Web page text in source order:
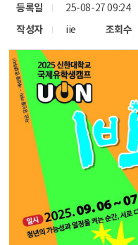
등록일
25-08-27 09:24
작성자
iie 조회수